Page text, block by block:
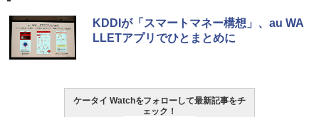
KDDIが「スマートマネー構想」、au WA
LLETアプリでひとまとめに
ケータイ Watchをフォローして最新記事をチ
ェック！